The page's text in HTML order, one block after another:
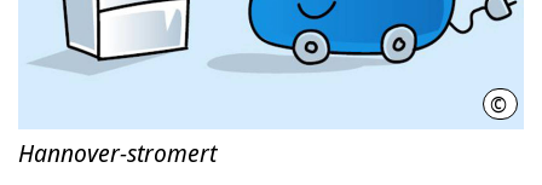
©
Hannover-stromert